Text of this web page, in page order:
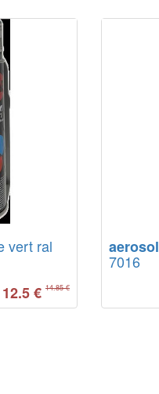
vert ral
12.5€ 14.85 €
aerosol
7016